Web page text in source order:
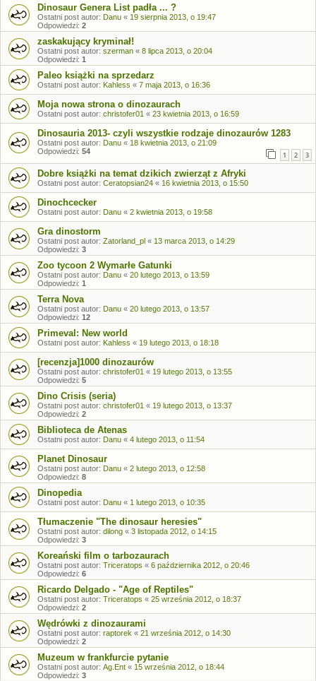
Dinosaur Genera List padła ... ?
Ostatni post autor: Danu « 19 sierpnia 2013, o 19:47
Odpowiedzi: 2
zaskakujący kryminał!
Ostatni post autor: szerman « 8 lipca 2013, o 20:04
Odpowiedzi: 1
Paleo książki na sprzedarz
Ostatni post autor: Kahless « 7 maja 2013, o 16:36
Moja nowa strona o dinozaurach
Ostatni post autor: christofer01 « 23 kwietnia 2013, o 16:59
Dinosauria 2013- czyli wszystkie rodzaje dinozaurów 1283
Ostatni post autor: Danu « 18 kwietnia 2013, o 21:09
Odpowiedzi: 54 1 2 3
Dobre książki na temat dzikich zwierząt z Afryki
Ostatni post autor: Ceratopsian24 « 16 kwietnia 2013, o 15:50
Dinochcecker
Ostatni post autor: Danu « 2 kwietnia 2013, o 19:58
Gra dinostorm
Ostatni post autor: Zatorland_pl « 13 marca 2013, o 14:29
Odpowiedzi: 3
Zoo tycoon 2 Wymarłe Gatunki
Ostatni post autor: Danu « 20 lutego 2013, o 13:59
Odpowiedzi: 1
Terra Nova
Ostatni post autor: Danu « 20 lutego 2013, o 13:57
Odpowiedzi: 12
Primeval: New world
Ostatni post autor: Kahless « 19 lutego 2013, o 18:18
[recenzja]1000 dinozaurów
Ostatni post autor: christofer01 « 19 lutego 2013, o 13:55
Odpowiedzi: 5
Dino Crisis (seria)
Ostatni post autor: christofer01 « 19 lutego 2013, o 13:37
Odpowiedzi: 2
Biblioteca de Atenas
Ostatni post autor: Danu « 4 lutego 2013, o 11:54
Planet Dinosaur
Ostatni post autor: Danu « 2 lutego 2013, o 12:58
Odpowiedzi: 8
Dinopedia
Ostatni post autor: Danu « 1 lutego 2013, o 10:35
Tłumaczenie "The dinosaur heresies"
Ostatni post autor: dilong « 3 listopada 2012, o 14:15
Odpowiedzi: 3
Koreański film o tarbozaurach
Ostatni post autor: Triceratops « 6 października 2012, o 20:46
Odpowiedzi: 6
Ricardo Delgado - "Age of Reptiles"
Ostatni post autor: Triceratops « 25 września 2012, o 18:37
Odpowiedzi: 2
Wędrówki z dinozaurami
Ostatni post autor: raptorek « 21 września 2012, o 14:30
Odpowiedzi: 2
Muzeum w frankfurcie pytanie
Ostatni post autor: Ag.Ent « 15 września 2012, o 18:44
Odpowiedzi: 3